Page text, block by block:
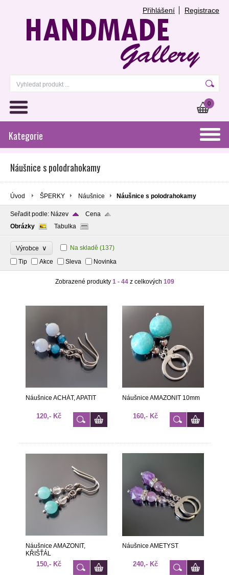
Přihlášení Registrace
0
Kategorie
Náušnice s polodrahokamy
Úvod ŠPERKY Náušnice Náušnice s polodrahokamy
Seřadit podle: Název
Cena
Obrázky
Tabulka
Výrobce ∨ Na skladě (137)
Tip
Akce Sleva Novinka
Zobrazené produkty 1 - 44z celkových 109
Náušnice ACHÁT, APATIT
120,- Kč
Náušnice AMAZONIT 10mm
160,- Kč
Náušnice AMAZONIT,
KŘIŠŤÁL
150,- Kč
Náušnice AMETYST
240,- Kč